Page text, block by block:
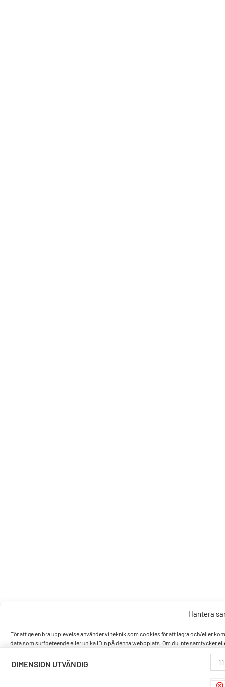
Hantera
För att ge en bra upplevelse använder vi teknik som cookies för att lagra och/eller
data som surfbeteende eller unika ID:n på denna webbplats. Om du inte samtycker
DIMENSION UTVÄNDIG